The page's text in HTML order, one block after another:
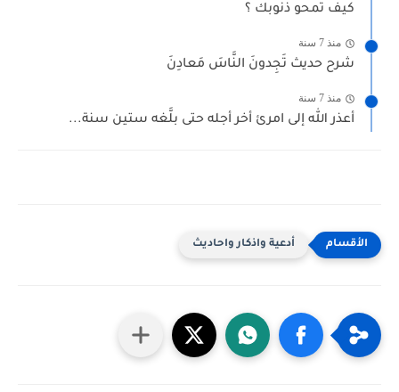
كيف تمحو ذنوبك ؟
منذ 7 سنة
شرح حديث تَجِدونَ النَّاسَ مَعادِنَ
منذ 7 سنة
أعذر الله إلى امرئ أخر أجله حتى بلَّغه ستين سنة...
أدعية واذكار واحاديث